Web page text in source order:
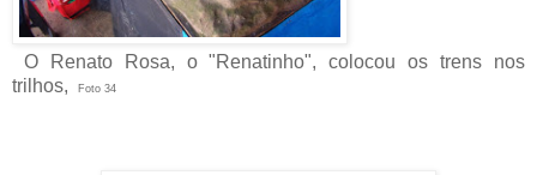
O Renato Rosa, o "Renatinho", colocou os trens nos
trilhos,
Foto 34